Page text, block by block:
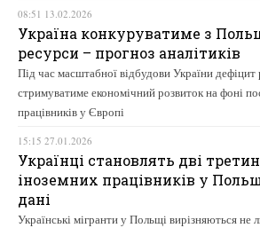
08:51 13.02.2026
Україна конкуруватиме з
ресурси – прогноз аналітиків
Під час масштабної відбудови України
стримуватиме економічний розвиток на фоні
працівників у Європі
15:15 27.01.2026
Українці становлять дві
іноземних працівників у
дані
Українські мігранти у Польщі вирізняються не